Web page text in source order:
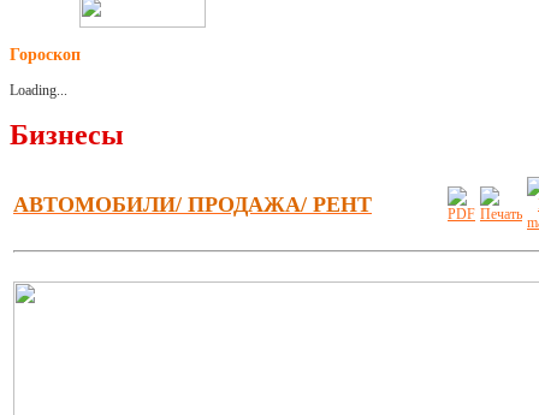
Гороскоп
Loading...
Бизнесы
АВТОМОБИЛИ/ ПРОДАЖА/ РЕНТ